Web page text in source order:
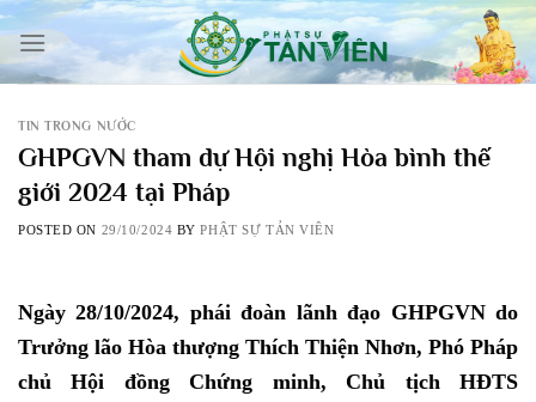
Skip
content
TIN TRONG NƯỚC
GHPGVN tham dự Hội nghị Hòa bình thế
giới 2024 tại Pháp
POSTED ON 29/10/2024 BYPHẬT SỰ TẢN VIÊN
Ngày 28/10/2024, phái đoàn lãnh đạo GHPGVN do
Trưởng lão Hòa thượng Thích Thiện Nhơn, Phó Pháp
chủ Hội đồng Chứng minh, Chủ tịch HĐTS